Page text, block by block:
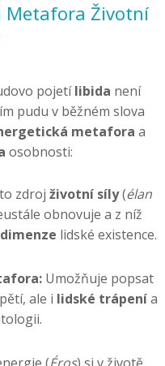
Metafora Životní
pojetílibida není
pudu v běžném slova
metafora a
osobnosti:
zdroj životní síly(élan
obnovuje a z níž
lidské existence.
Umožňuje popsat
ale i lidské trápenía